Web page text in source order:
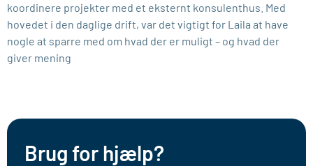
koordinere projekter med et eksternt konsulenthus. Med
hovedet i den daglige drift, var det vigtigt for Laila at have
nogle at sparre med om hvad der er muligt – og hvad der
giver mening
Brug for hjælp?